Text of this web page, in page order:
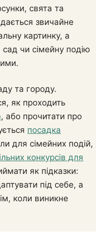
свята та
звичайне
картинку, а
чи сімейну подію
та городу.
як проходить
, або прочитати про
посадка
для сімейних подій,
конкурсів для
як підказки:
під себе, а
коли виникне